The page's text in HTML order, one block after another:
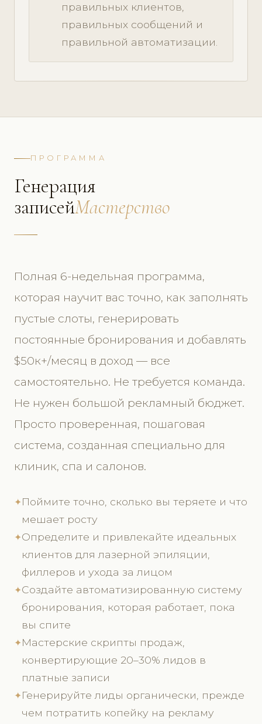
правильных клиентов,
правильных сообщений и
правильной автоматизации.
ПРОГРАММА
Генерация
записейМастерство
Полная 6-недельная программа,
которая научит вас точно, как заполнять
пустые слоты, генерировать
постоянные бронирования и добавлять
$50к+/месяц в доход — все
самостоятельно. Не требуется команда.
Не нужен большой рекламный бюджет.
Просто проверенная, пошаговая
система, созданная специально для
клиник, спа и салонов.
✦Поймите точно, сколько вы теряете и что
мешает росту
✦Определите и привлекайте идеальных
клиентов для лазерной эпиляции,
филлеров и ухода за лицом
✦Создайте автоматизированную систему
бронирования, которая работает, пока
вы спите
✦Мастерские скрипты продаж,
конвертирующие 20–30% лидов в
платные записи
✦Генерируйте лиды органически, прежде
чем потратить копейку на рекламу